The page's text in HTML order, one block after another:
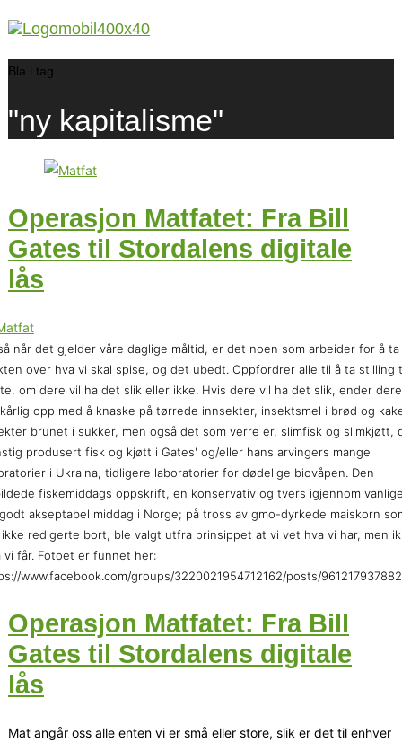
Bla i tag
"ny kapitalisme"
Operasjon Matfatet: Fra Bill
Gates til Stordalens digitale
lås
når det gjelder våre daglige måltid, er det noen som arbeider for å ta
over hva vi skal spise, og det ubedt. Oppfordrer alle til å ta stilling
om dere vil ha det slik eller ikke. Hvis dere vil ha det slik, ender dere
opp med å knaske på tørrede innsekter, insektsmel i brød og
brunet i sukker, men også det som verre er, slimfisk og slimkjøtt,
produsert fisk og kjøtt i Gates' og/eller hans arvingers mange
i Ukraina, tidligere laboratorier for dødelige biovåpen. Den
fiskemiddags oppskrift, en konservativ og tvers igjennom
akseptabel middag i Norge; på tross av gmo-dyrkede maiskorn
redigerte bort, ble valgt utfra prinsippet at vi vet hva vi har, men
vi får. Fotoet er funnet her:
www.facebook.com/groups/3220021954712162/posts/
Operasjon Matfatet: Fra Bill
Gates til Stordalens digitale
lås
Mat angår oss alle enten vi er små eller store, slik er det til enhver